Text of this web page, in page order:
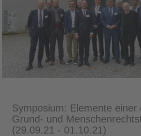
Symposium: Elemente einer
Grund- und
(29.09.21 - 01.10.21)